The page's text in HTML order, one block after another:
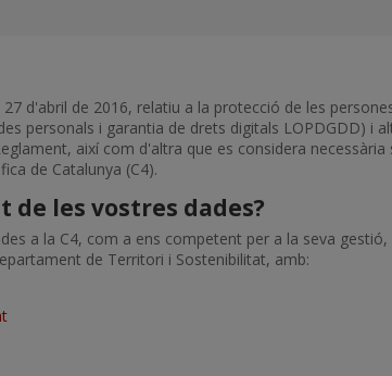
d'abril de 2016, relatiu a la protecció de les
personals i garantia de drets digitals LOPDGDD) i
així com d'altra que es considera
de Catalunya (C4).
les vostres dades?
a la C4, com a ens competent per a la seva
de Territori i Sostenibilitat, amb: